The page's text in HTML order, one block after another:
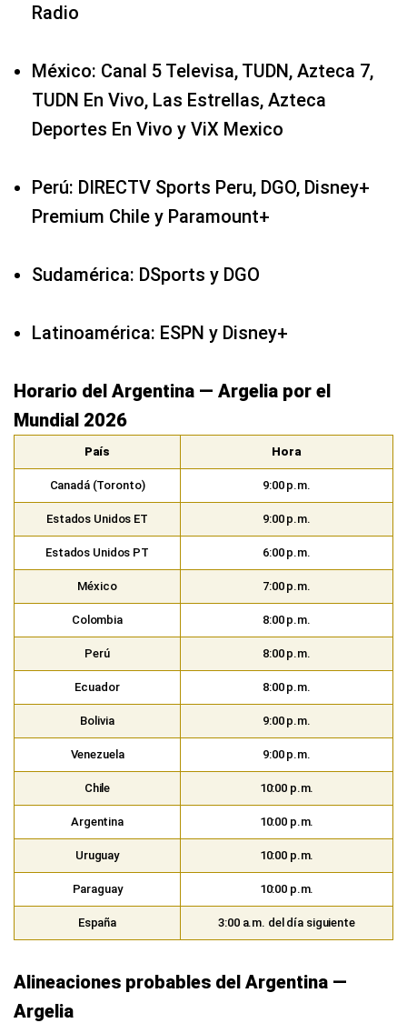
Radio
México: Canal 5 Televisa, TUDN, Azteca 7,
TUDN En Vivo, Las Estrellas, Azteca
Deportes En Vivo y ViX Mexico
Perú: DIRECTV Sports Peru, DGO, Disney+
Premium Chile y Paramount+
Sudamérica: DSports y DGO
Latinoamérica: ESPN y Disney+
Horario del Argentina — Argelia por el
Mundial 2026
País Hora
Canadá (Toronto) 9:00 p.m.
Estados Unidos ET 9:00 p.m.
Estados Unidos PT 6:00 p.m.
México 7:00 p.m.
Colombia 8:00 p.m.
Perú 8:00 p.m.
Ecuador 8:00 p.m.
Bolivia 9:00 p.m.
Venezuela 9:00 p.m.
Chile 10:00 p.m.
Argentina 10:00 p.m.
Uruguay 10:00 p.m.
Paraguay 10:00 p.m.
España 3:00 a.m. del día siguiente
Alineaciones probables del Argentina —
Argelia